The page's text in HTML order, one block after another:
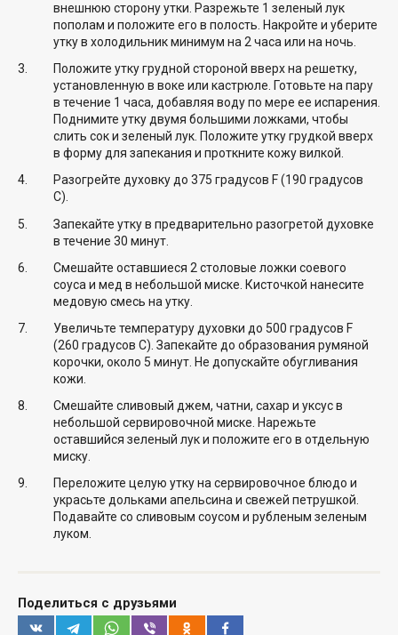
внешнюю сторону утки. Разрежьте 1 зеленый лук
пополам и положите его в полость. Накройте и уберите
утку в холодильник минимум на 2 часа или на ночь.
Положите утку грудной стороной вверх на решетку,
установленную в воке или кастрюле. Готовьте на пару
в течение 1 часа, добавляя воду по мере ее испарения.
Поднимите утку двумя большими ложками, чтобы
слить сок и зеленый лук. Положите утку грудкой вверх
в форму для запекания и проткните кожу вилкой.
Разогрейте духовку до 375 градусов F (190 градусов
C).
Запекайте утку в предварительно разогретой духовке
в течение 30 минут.
Смешайте оставшиеся 2 столовые ложки соевого
соуса и мед в небольшой миске. Кисточкой нанесите
медовую смесь на утку.
Увеличьте температуру духовки до 500 градусов F
(260 градусов C). Запекайте до образования румяной
корочки, около 5 минут. Не допускайте обугливания
кожи.
Смешайте сливовый джем, чатни, сахар и уксус в
небольшой сервировочной миске. Нарежьте
оставшийся зеленый лук и положите его в отдельную
миску.
Переложите целую утку на сервировочное блюдо и
украсьте дольками апельсина и свежей петрушкой.
Подавайте со сливовым соусом и рубленым зеленым
луком.
Поделиться с друзьями